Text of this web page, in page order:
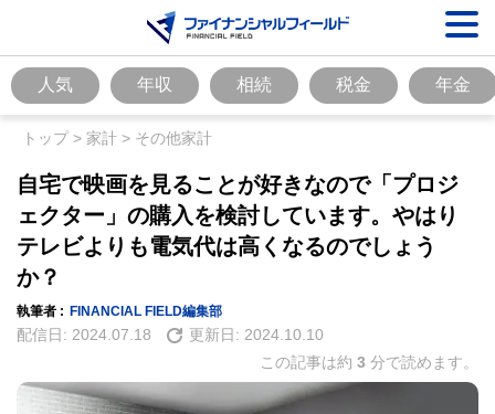
人気 年収 相続 税金 年金
トップ> 家計 > その他家計
自宅で映画を見ることが好きなので「プロジ
ェクター」の購入を検討しています。やはり
テレビよりも電気代は高くなるのでしょう
か？
執筆者 : FINANCIAL FIELD編集部
配信日: 2024.07.18 更新日: 2024.10.10
この記事は約 3 分で読めます。